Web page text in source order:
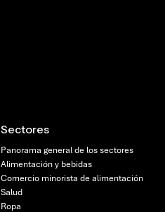
Sectores
Panorama general de los sectores
Alimentación y bebidas
Comercio minorista de alimentación
Salud
Ropa